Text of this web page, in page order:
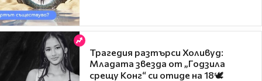
Трагедия разтърси Холивуд:
Младата звезда от „Годзила
срещу Конг“ си отиде на 18🕊️